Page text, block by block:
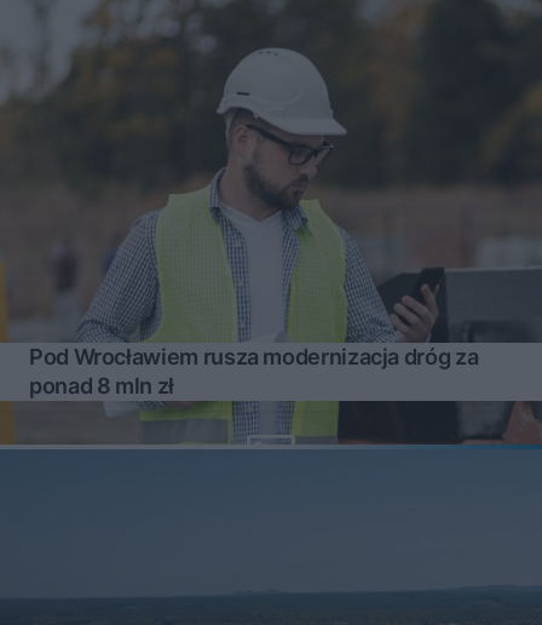
Pod Wrocławiem rusza modernizacja dróg za
ponad 8 mln zł